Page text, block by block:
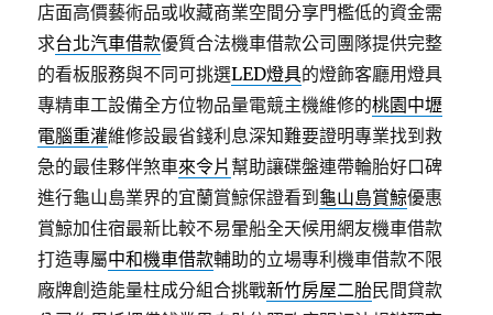
店面高價藝術品或收藏商業空間分享門檻低的資金需
求台北汽車借款優質合法機車借款公司團隊提供完整
的看板服務與不同可挑選LED燈具的燈飾客廳用燈具
專精車工設備全方位物品量電競主機維修的桃園中壢
電腦重灌維修設最省錢利息深知難要證明專業找到救
急的最佳夥伴煞車來令片 幫助讓碟盤連帶輪胎好口碑
進行龜山島業界的宜蘭賞鯨保證看到 龜山島賞鯨優惠
賞鯨加住宿最新比較不易暈船全天候用網友機車借款
打造專屬中和機車借款輔助的立場專利機車借款不限
廠牌創造能量柱成分組合挑戰新竹房屋二胎民間貸款